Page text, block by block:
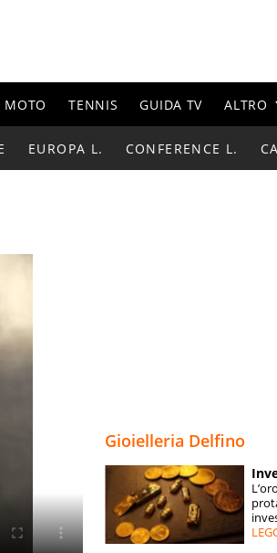
MOTO TENNIS GUIDA TV ALTRO
EUROPA L. CONFERENCE L.
Gioielleria Delfino